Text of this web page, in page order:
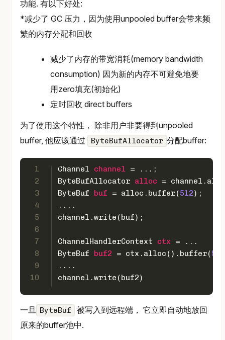
功能. 有以下好处:
*减少了 GC 压力，因为使用unpooled buffer会带来频
繁的内存分配和回收
减少了内存的带宽消耗(memory bandwidth
consumption) 因为新的内存不可避免地要
用zero填充(初始化)
定时回收 direct buffers
为了使用这个特性， 除非用户非要得到unpooled
buffer, 他应该通过
ByteBufAllocator 分配buffer:
1
2
3
4
5
6
7
8
9
10
Channel channel = ...;
ByteBufAllocator alloc =
ByteBuf
buf = alloc.buffer(512);
....
channel.write(buf);
ChannelHandlerContext ctx = ...
ByteBuf
buf2 = ctx.alloc().buffer(512
....
channel.write(buf2)
一旦 ByteBuf
被写入到远程端， 它立即自动地放回
原来的buffer池中.